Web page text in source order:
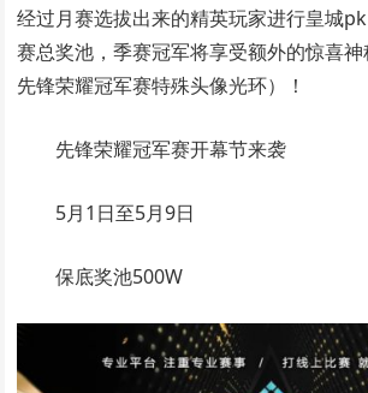
经过月赛选拔出来的精英玩家进行皇城
赛总奖池，季赛冠军将享受额外的惊喜
先锋荣耀冠军赛特殊头像光环）！
先锋荣耀冠军赛开幕节来袭
5月1日至5月9日
保底奖池500W